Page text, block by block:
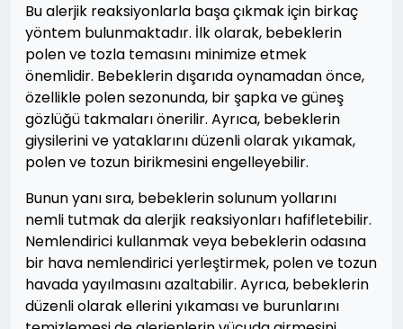
Bu alerjik reaksiyonlarla başa çıkmak için birkaç
yöntem bulunmaktadır. İlk olarak, bebeklerin
polen ve tozla temasını minimize etmek
önemlidir. Bebeklerin dışarıda oynamadan önce,
özellikle polen sezonunda, bir şapka ve güneş
gözlüğü takmaları önerilir. Ayrıca, bebeklerin
giysilerini ve yataklarını düzenli olarak yıkamak,
polen ve tozun birikmesini engelleyebilir.
Bunun yanı sıra, bebeklerin solunum yollarını
nemli tutmak da alerjik reaksiyonları hafifletebilir.
Nemlendirici kullanmak veya bebeklerin odasına
bir hava nemlendirici yerleştirmek, polen ve tozun
havada yayılmasını azaltabilir. Ayrıca, bebeklerin
düzenli olarak ellerini yıkaması ve burunlarını